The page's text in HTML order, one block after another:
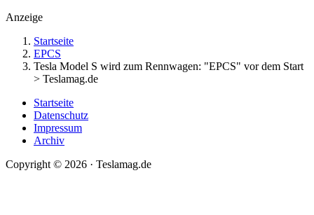
Anzeige
Startseite
EPCS
Tesla Model S wird zum Rennwagen: "EPCS" vor dem Start
> Teslamag.de
Startseite
Datenschutz
Impressum
Archiv
Copyright © 2026 · Teslamag.de